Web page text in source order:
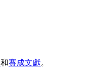
和賽成文獻。